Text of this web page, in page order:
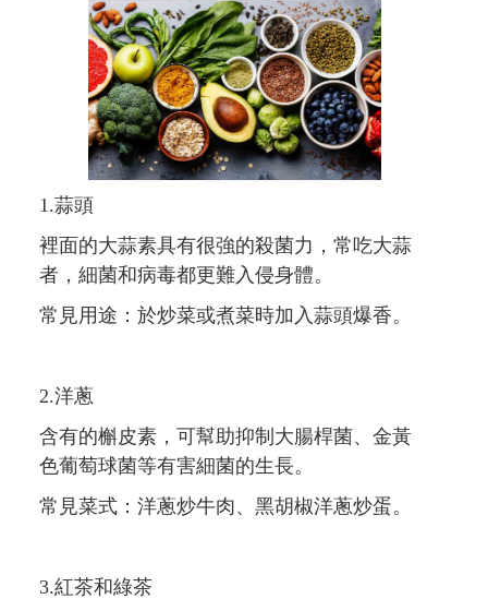
1.蒜頭
裡面的大蒜素具有很強的殺菌力，常吃大蒜
者，細菌和病毒都更難入侵身體。
常見用途：於炒菜或煮菜時加入蒜頭爆香。
2.洋蔥
含有的槲皮素，可幫助抑制大腸桿菌、金黃
色葡萄球菌等有害細菌的生長。
常見菜式：洋蔥炒牛肉、黑胡椒洋蔥炒蛋。
3.紅茶和綠茶